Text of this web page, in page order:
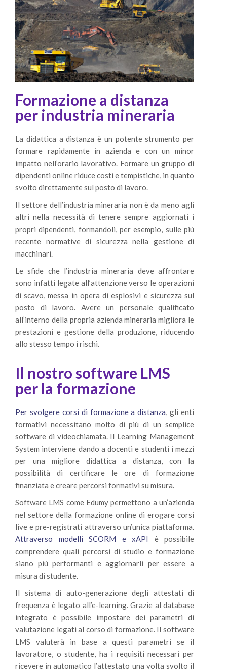
Formazione a distanza
per industria mineraria
La didattica a distanza è un potente strumento per
formare rapidamente in azienda e con un minor
impatto nell’orario lavorativo. Formare un gruppo di
dipendenti online riduce costi e tempistiche, in quanto
svolto direttamente sul posto di lavoro.
Il settore dell’industria mineraria non è da meno agli
altri nella necessità di tenere sempre aggiornati i
propri dipendenti, formandoli, per esempio, sulle più
recente normative di sicurezza nella gestione di
macchinari.
Le sfide che l’industria mineraria deve affrontare
sono infatti legate all’attenzione verso le operazioni
di scavo, messa in opera di esplosivi e sicurezza sul
posto di lavoro. Avere un personale qualificato
all’interno della propria azienda mineraria migliora le
prestazioni e gestione della produzione, riducendo
allo stesso tempo i rischi.
Il nostro software LMS
per la formazione
Per svolgere corsi di formazione a distanza, gli enti
formativi necessitano molto di più di un semplice
software di videochiamata. Il Learning Management
System interviene dando a docenti e studenti i mezzi
per una migliore didattica a distanza, con la
possibilità di certificare le ore di formazione
finanziata e creare percorsi formativi su misura.
Software LMS come Edumy permettono a un’azienda
nel settore della formazione online di erogare corsi
live e pre-registrati attraverso un’unica piattaforma.
Attraverso modelli SCORM e xAPI
è possibile
comprendere quali percorsi di studio e formazione
siano più performanti e aggiornarli per essere a
misura di studente.
Il sistema di auto-generazione degli attestati di
frequenza è legato all’e-learning. Grazie al database
integrato è possibile impostare dei parametri di
valutazione legati al corso di formazione. Il software
LMS valuterà in base a questi parametri se il
lavoratore, o studente, ha i requisiti necessari per
ricevere in automatico l’attestato una volta svolto il